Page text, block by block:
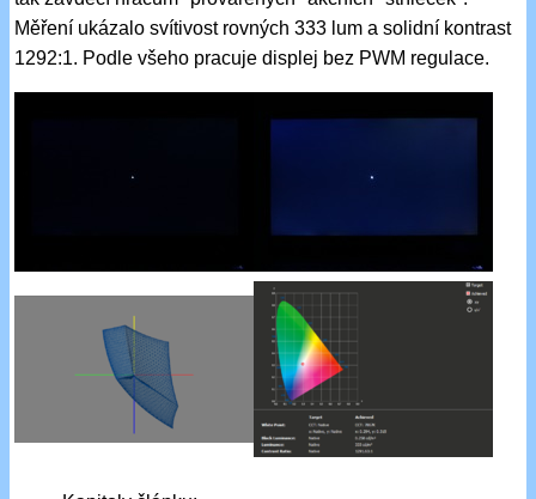
Měření ukázalo svítivost rovných 333 lum a solidní kontrast
1292:1. Podle všeho pracuje displej bez PWM regulace.